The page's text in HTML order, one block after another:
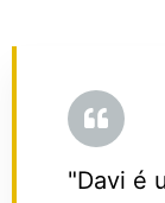
"Davi é